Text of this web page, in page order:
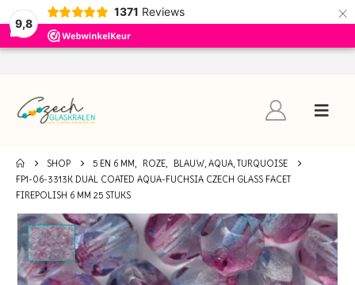
9,8
1371 Reviews ×
SHOP 5 EN 6 MM, ROZE, BLAUW, AQUA, TURQUOISE
FP1-06-3313K DUAL COATED AQUA-FUCHSIA CZECH GLASS FACET
FIREPOLISH 6 MM 25 STUKS